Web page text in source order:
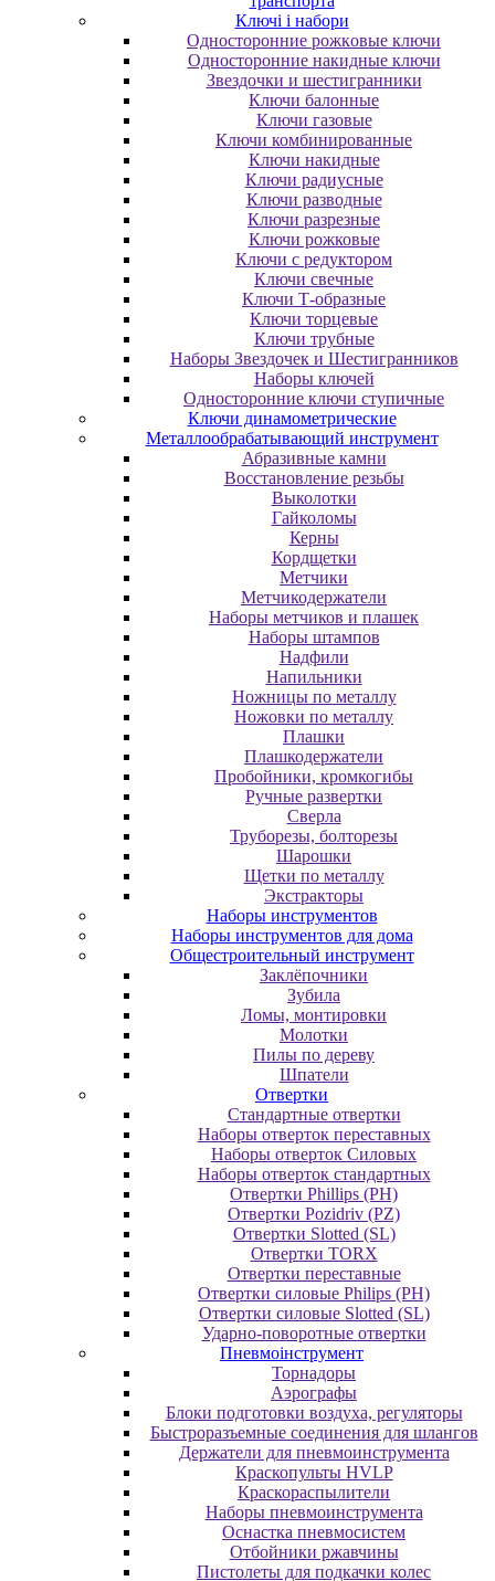
Ключі і набори
Oднocтopoнниe poжкoвыe ключи
Oднocтopoнниe нaкидныe ключи
Звездочки и шестигранники
Ключи балонные
Ключи газовые
Ключи комбинированные
Ключи накидные
Ключи радиусные
Ключи разводные
Ключи разрезные
Ключи рожковые
Ключи с редуктором
Ключи свечные
Ключи Т-образные
Ключи торцевые
Ключи трубные
Наборы Звездочек и Шестигранников
Наборы ключей
Односторонние ключи ступичные
Ключи динамометрические
Металлообрабатывающий инструмент
Абразивные камни
Восстановление резьбы
Выколотки
Гайколомы
Керны
Кордщетки
Метчики
Метчикодержатели
Наборы метчиков и плашек
Наборы штампов
Надфили
Напильники
Ножницы по металлу
Ножовки по металлу
Плашки
Плашкодержатели
Пробойники, кромкогибы
Ручные развертки
Сверла
Труборезы, болторезы
Шарошки
Щетки по металлу
Экcтpaктopы
Наборы инструментов
Наборы инструментов для дома
Общестроительный инструмент
Заклёпочники
Зубила
Ломы, монтировки
Молотки
Пилы по дереву
Шпатели
Отвертки
Cтандартные отвертки
Наборы отверток переставных
Наборы отверток Силовых
Наборы отверток стандартных
Отвертки Phillips (PH)
Отвертки Pozidriv (PZ)
Отвертки Slotted (SL)
Отвертки TORX
Отвертки переставные
Отвертки силовые Philips (PH)
Отвертки силовые Slotted (SL)
Ударно-поворотные отвертки
Пневмоінструмент
Topнaдopы
Аэрографы
Блоки подготовки воздуха, регуляторы
Быстроразъемные соединения для шлангов
Держатели для пневмоинструмента
Краскопульты HVLP
Краскораспылители
Наборы пневмоинструмента
Оснастка пневмосистем
Отбойники ржавчины
Пистолеты для подкачки колес